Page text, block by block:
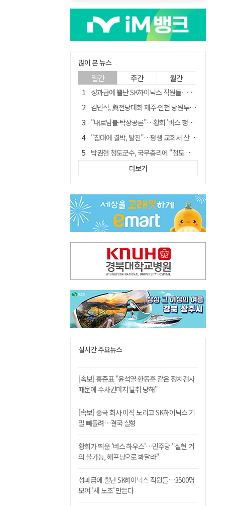
많이 본 뉴스
일간 주간 월간
성과급에 뿔난 SK하이닉스 직원들…3500명 모여 '새 노조' 만든다
김민석, 與전당대회 제주·인천 당원투표서 승리…누적 득표는 '초박빙'
"내로남불·탁상공론"…황희 '버스 청년주택' 제안에 與 내부서도 쓴소리
"침대에 결박, 탈진"…평생 교회서 산 11세 남아, 병원 이송 끝 숨져
박권현 청도군수, 국무총리에 "청도 물 공급 최대 3만t 늘려달라"
예안향교 대성전, '국가지정 보물로 지정'
李대통령 "결혼 페널티 개선"에…장동혁 "그 페널티 만든 게 이 정권"
트럼프 만난 손현보 목사…"현재 자유대한민국 여러 면에서 어려움"
"아버지 외출한 사이"…흉기로 40대母 살해한 고교 자퇴생, 구속 기로에
더보기
실시간 주요뉴스
[속보] 홍준표 "윤석열·한동훈 같은 정치검사
때문에 수사권마저 탈취 당해"
[속보] 중국 회사 이직 노리고 SK하이닉스 기
밀 빼돌려…결국 실형
황희가 띄운 '버스 하우스'…민주당 "실현 거
의 불가능, 해프닝으로 봐달라"
성과급에 뿔난 SK하이닉스 직원들…3500명
모여 '새 노조' 만든다